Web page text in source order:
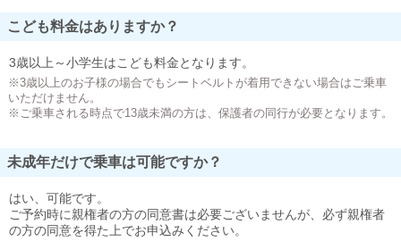
こども料金はありますか？
3歳以上～小学生はこども料金となります。
※3歳以上のお子様の場合でもシートベルトが着用できない場合はご乗車
いただけません。
※ご乗車される時点で13歳未満の方は、保護者の同行が必要となります。
未成年だけで乗車は可能ですか？
はい、可能です。
ご予約時に親権者の方の同意書は必要ございませんが、必ず親権者
の方の同意を得た上でお申込みください。